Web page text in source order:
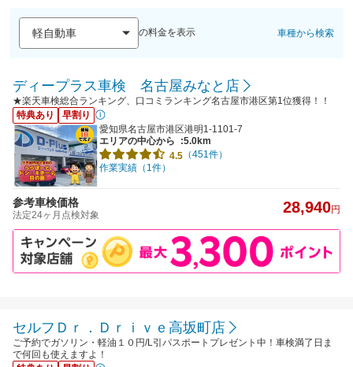
の料金を表示 車種から検索
ディープラス車検 名古屋みなと店
★楽天車検総合ランキング、口コミランキング名古屋市港区第1位獲得！！
特典あり
早割り
愛知県名古屋市港区港明1-1101-7
エリアの中心から
:5.0km
4.5 （451件）
作業実績（1件）
参考車検価格
法定24ヶ月点検対象 28,940円
セルフＤｒ．Ｄｒｉｖｅ高坂町店
ご予約でガソリン・軽油１０円/L引パスポートプレゼント中！車検満了日ま
で何回も使えますよ！